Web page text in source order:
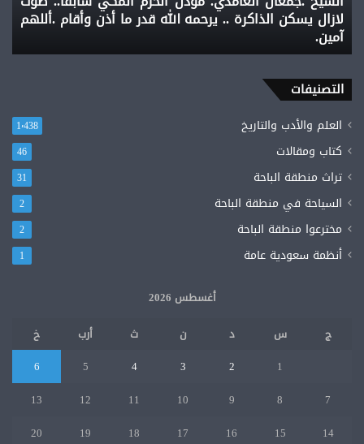
لازال
يسكن
الذاكرة
يرحمه
الله
قدر
أذن
وأقام
.أللهم
آمين.
لازال يسكن الذاكرة .. يرحمه الله قدر ما أذن وأقام .أللهم
آمين.
التصنيفات
العلم والأدب والتاريخ 1٬438
كتاب ومقالات 46
تراث منطقة الباحة 31
السياحة في منطقة الباحة 2
مخترعوا منطقة الباحة 2
أنظمة سعودية عامة 1
أغسطس 2026
ج
س د ن ث أرب
خ
1
2
3
4
5
6
7
8
9
10
11
12
13
14
15
16
17
18
19
20